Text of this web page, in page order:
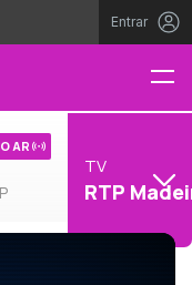
Entrar
AR
TV
RTP